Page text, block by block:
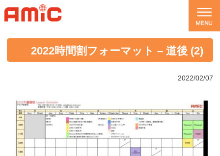
2022時間割フォーマット – 道後 (2)
2022/02/07